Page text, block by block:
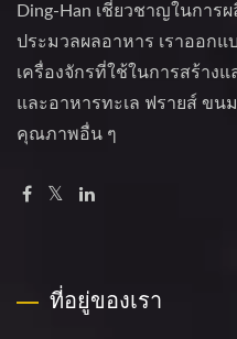
Ding-Han เชี่ยวชาญในการ
ประมวลผลอาหาร เราออกแ
เครื่องจักรที่ใช้ในการสร้าง
และอาหารทะเล ฟรายส์ ข
คุณภาพอื่น ๆ
ที่อยู่ของเรา